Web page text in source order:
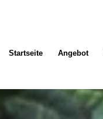
Startseite Angebot